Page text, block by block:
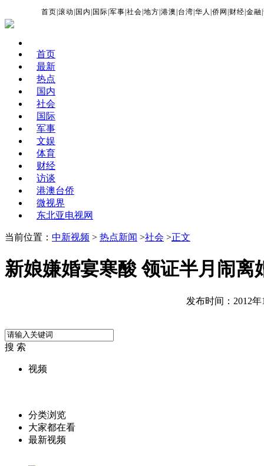
首页 |滚动 国内 国际 |军事 |社会 |地方 |港澳 台湾 |华人 |侨网 财经 |金融 |
首页
最新
热点
国内
社会
国际
军事
文娱
体育
财经
访谈
港澳台侨
微视界
东北亚电视网
当前位置： 中新视频 > 热点新闻 >社会 >正文
新娘嫌婚宴寒酸 领证半月闹离
发布时间：2012年
搜 索
视频
分类浏览
大家都在看
最新视频